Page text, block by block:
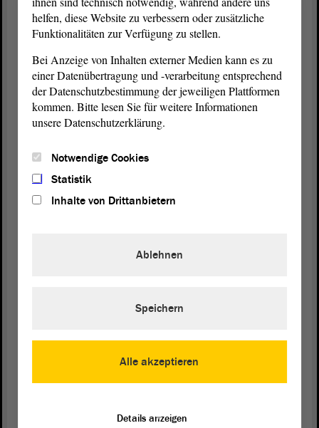
In der Landes-Regierung sind
die Minister von Sachsen-Anhalt.
Minister sind Fachleute.
Es gibt zum Beispiel:
· Familien-Minister
Es gibt 9 Ministerien in Sachsen-Anhalt.
Der Chef von der Landes-Regierung
helfen, diese Website zu verbessern oder zusätzliche
Funktionalitäten zur Verfügung zu stellen.
Bei Anzeige von Inhalten externer Medien kann es zu
einer Datenübertragung und -verarbeitung entsprechend
der Datenschutzbestimmung der jeweiligen Plattformen
kommen. Bitte lesen Sie für weitere Informationen
unsere Datenschutzerklärung.
Notwendige Cookies
Statistik
Inhalte von Drittanbietern
Alle akzeptieren
Ablehnen
Speichern
Details anzeigen